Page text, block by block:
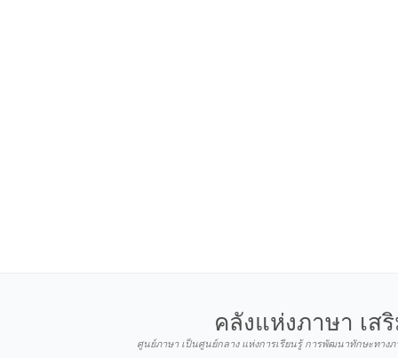
คลังแห่งภาษา เ
ศูนย์ภาษา เป็นศูนย์กลาง แห่งการเรียนรู้ การพัฒนาทักษะทาง